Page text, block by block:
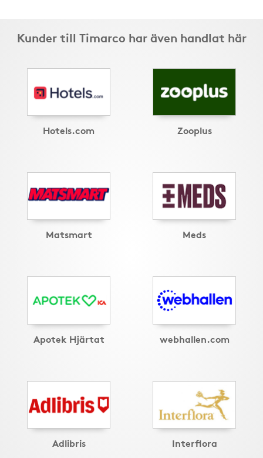
Kunder till Timarco har även handlat här
Hotels.com Zooplus
Matsmart Meds
Apotek Hjärtat webhallen.com
Adlibris Interflora